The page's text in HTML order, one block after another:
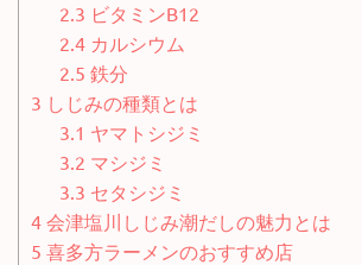
2.3 ビタミンB12
2.4 カルシウム
2.5 鉄分
3 しじみの種類とは
3.1 ヤマトシジミ
3.2 マシジミ
3.3 セタシジミ
4 会津塩川しじみ潮だしの魅力とは
5 喜多方ラーメンのおすすめ店